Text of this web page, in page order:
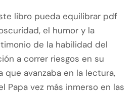
libro pueda equilibrar pdf
el humor y la
de la habilidad del
a correr riesgos en su
que avanzaba en la lectura,
Papa vez más inmerso en las